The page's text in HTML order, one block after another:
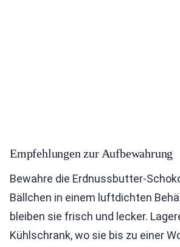
Empfehlungen zur Aufbewahrung
Bewahre die Erdnussbutter-
Bällchen in einem luftdichten
bleiben sie frisch und lecker.
Kühlschrank, wo sie bis zu einer